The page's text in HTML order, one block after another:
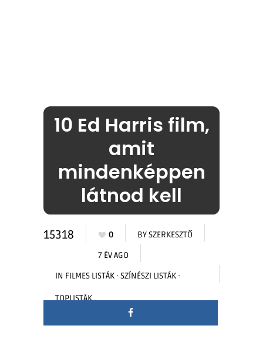
10 Ed Harris film,
amit
mindenképpen
látnod kell
15318 0 BYSZERKESZTŐ
7 ÉV AGO
IN FILMES LISTÁK · SZÍNÉSZI LISTÁK ·
TOPLISTÁK